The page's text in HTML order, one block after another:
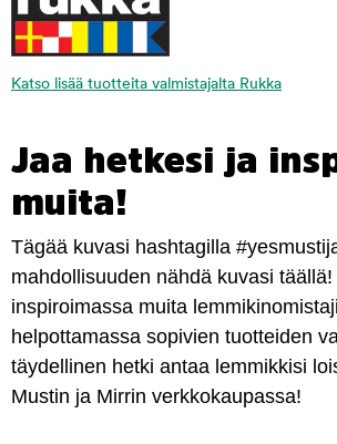
Katso lisää tuotteita valmistajalta Rukka
Jaa hetkesi ja
muita!
Tägää kuvasi hashtagilla
mahdollisuuden nähdä kuvasi
inspiroimassa muita
helpottamassa sopivien tuotteiden
täydellinen hetki antaa lemmikkisi
Mustin ja Mirrin verkkokaupassa!